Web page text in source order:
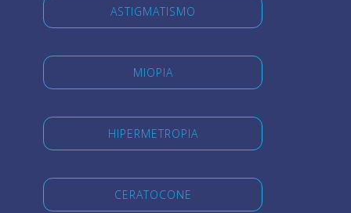
ASTIGMATISMO
MIOPIA
HIPERMETROPIA
CERATOCONE